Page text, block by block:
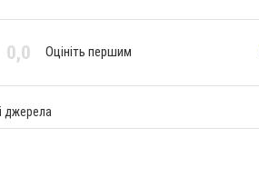
0,0 Оцініть першим
джерела